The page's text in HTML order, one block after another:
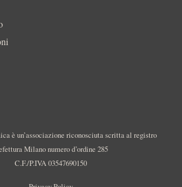
è un’associazione riconosciuta scritta al registro
Milano numero d’ordine 285
C.F./P.IVA 03547690150